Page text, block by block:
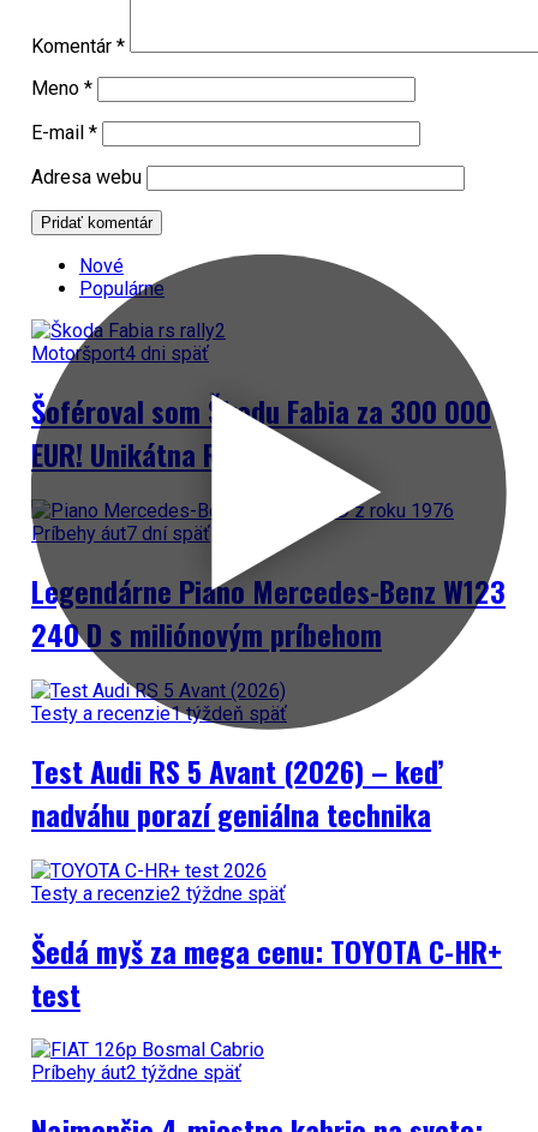
Komentár *
Meno *
E-mail *
Adresa webu
Nové
Populárne
Motoršport4 dni späť
Šoféroval som Škodu Fabia za 300 000
EUR! Unikátna Rally 2
Príbehy áut7 dní späť
Legendárne Piano Mercedes-Benz W123
240 D s miliónovým príbehom
Testy a recenzie1 týždeň späť
Test Audi RS 5 Avant (2026) – keď
nadváhu porazí geniálna technika
Testy a recenzie2 týždne späť
Šedá myš za mega cenu: TOYOTA C-HR+
test
Príbehy áut2 týždne späť